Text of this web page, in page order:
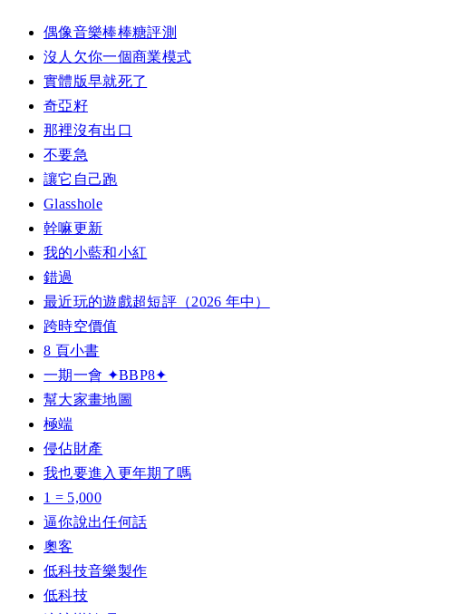
偶像音樂棒棒糖評測
沒人欠你一個商業模式
實體版早就死了
奇亞籽
那裡沒有出口
不要急
讓它自己跑
Glasshole
幹嘛更新
我的小藍和小紅
錯過
最近玩的遊戲超短評（2026 年中）
跨時空價值
8 頁小書
一期一會 ✦BBP8✦
幫大家畫地圖
極端
侵佔財產
我也要進入更年期了嗎
1 = 5,000
逼你說出任何話
奧客
低科技音樂製作
低科技